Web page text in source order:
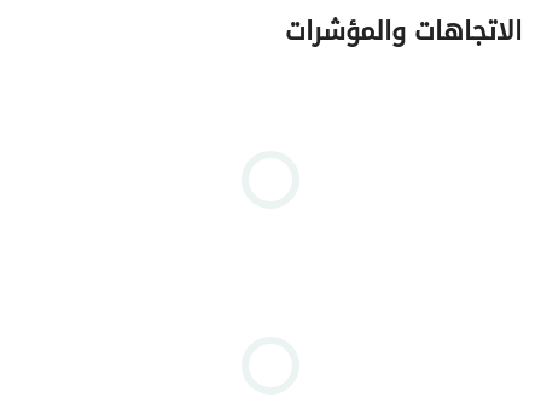
الاتجاهات والمؤشرات